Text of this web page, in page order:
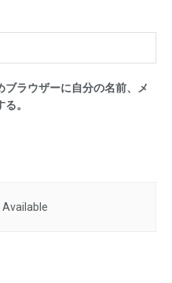
ラウザーに自分の名前、メ
。
Available